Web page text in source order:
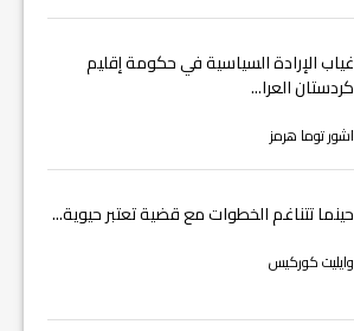
غياب الإرادة السياسية في حكومة إقليم
كردستان العرا...
اشور توما هرمز
حينما تتناغم الخطوات مع قضية تعتبر حيوية...
وايليت كوركيس